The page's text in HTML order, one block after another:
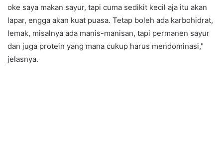
oke saya makan sayur, tapi cuma sedikit kecil aja itu akan
lapar, engga akan kuat puasa. Tetap boleh ada karbohidrat,
lemak, misalnya ada manis-manisan, tapi permanen sayur
dan juga protein yang mana cukup harus mendominasi,"
jelasnya.